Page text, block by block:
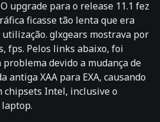
upgrade para o release 11.1 fez
ficasse tão lenta que era
glxgears mostrava por
fps. Pelos links abaixo, foi
devido a mudança de
antiga XAA para EXA, causando
chipsets Intel, inclusive o